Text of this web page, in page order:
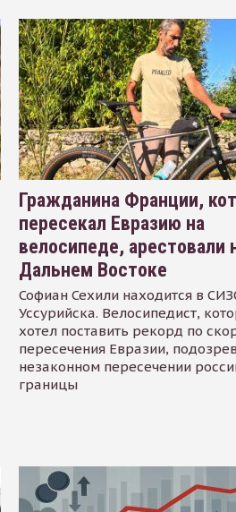
Гражданина Франции,
пересекал Евразию на
велосипеде, арестовали
Дальнем Востоке
Софиан Сехили находится в
Уссурийска. Велосипедист,
хотел поставить рекорд по
пересечения Евразии,
незаконном пересечении
границы